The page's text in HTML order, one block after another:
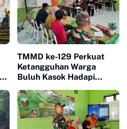
TMMD ke-129 Perkuat
Ketangguhan Warga
Buluh Kasok Hadapi